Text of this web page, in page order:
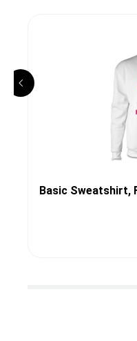
Basic Sweatshirt,